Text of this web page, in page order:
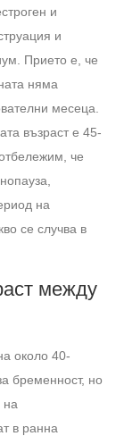
и
и
Прието е, че
няма
месеца.
възраст е 45-
че
на
се случва в
между
около 40-
бременност, но
на
в ранна